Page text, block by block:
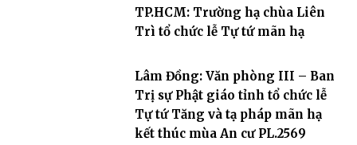
TP.HCM: Trường hạ chùa Liên
Trì tổ chức lễ Tự tứ mãn hạ
Lâm Đồng: Văn phòng III – Ban
Trị sự Phật giáo tỉnh tổ chức lễ
Tự tứ Tăng và tạ pháp mãn hạ
kết thúc mùa An cư PL.2569